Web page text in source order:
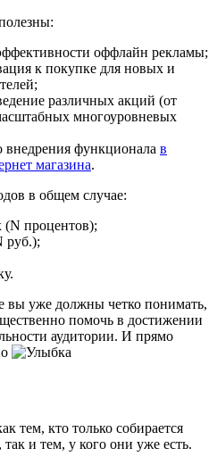
оффлайн рекламы;
к покупке для новых и
различных акций (от
многоуровневых
внедрения функционала в
магазина.
в общем случае:
(N процентов);
руб.);
вы уже должны четко понимать,
помочь в достижении
аудитории. И прямо
тем, кто только собирается
и тем, у кого они уже есть.